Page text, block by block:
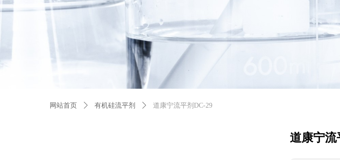
网站首页 ꄲ 有机硅流平剂 ꄲ 道康宁流平剂DC-29
道康宁流